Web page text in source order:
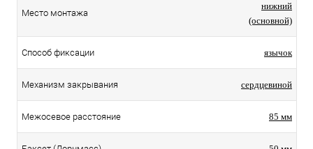
Место монтажа
нижний
(основной)
Способ фиксации язычок
Механизм закрывания сердцевиной
Межосевое расстояние 85 мм